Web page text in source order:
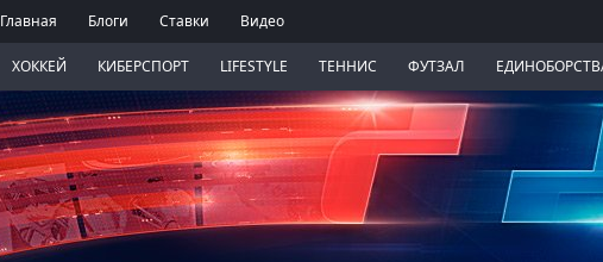
Главная Блоги Ставки Видео
ХОККЕЙ КИБЕРСПОРТ LIFESTYLE ТЕННИС ФУТЗАЛ